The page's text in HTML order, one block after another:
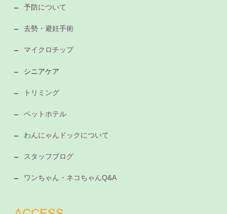
予防について
去勢・避妊手術
マイクロチップ
シニアケア
トリミング
ペットホテル
わんにゃんドックについて
スタッフブログ
ワンちゃん・ネコちゃんQ&A